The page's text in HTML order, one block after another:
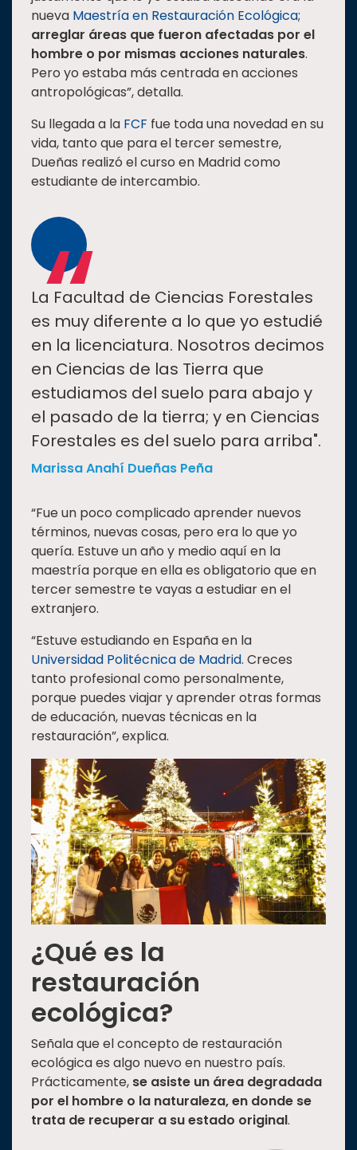
nueva Maestría en Restauración Ecológica;
arreglar áreas que fueron afectadas por el
hombre o por mismas acciones naturales.
Pero yo estaba más centrada en acciones
antropológicas”, detalla.
Su llegada a la FCF fue toda una novedad en su
vida, tanto que para el tercer semestre,
Dueñas realizó el curso en Madrid como
estudiante de intercambio.
“
La Facultad de Ciencias Forestales
es muy diferente a lo que yo estudié
en la licenciatura. Nosotros decimos
en Ciencias de las Tierra que
estudiamos del suelo para abajo y
el pasado de la tierra; y en Ciencias
Forestales es del suelo para arriba".
Marissa Anahí Dueñas Peña
“Fue un poco complicado aprender nuevos
términos, nuevas cosas, pero era lo que yo
quería. Estuve un año y medio aquí en la
maestría porque en ella es obligatorio que en
tercer semestre te vayas a estudiar en el
extranjero.
“Estuve estudiando en España en la
Universidad Politécnica de Madrid. Creces
tanto profesional como personalmente,
porque puedes viajar y aprender otras formas
de educación, nuevas técnicas en la
restauración”, explica.
¿Qué es la
restauración
ecológica?
Señala que el concepto de restauración
ecológica es algo nuevo en nuestro país.
Prácticamente, se asiste un área degradada
por el hombre o la naturaleza, en donde se
trata de recuperar a su estado original.